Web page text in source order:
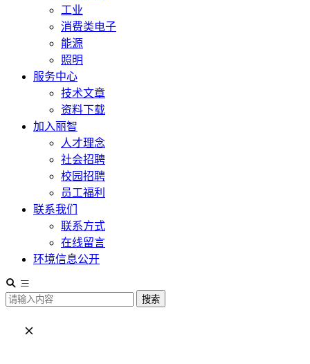
工业
消费类电子
能源
照明
服务中心
技术文章
资料下载
加入丽智
人才理念
社会招聘
校园招聘
员工福利
联系我们
联系方式
在线留言
环境信息公开
搜索